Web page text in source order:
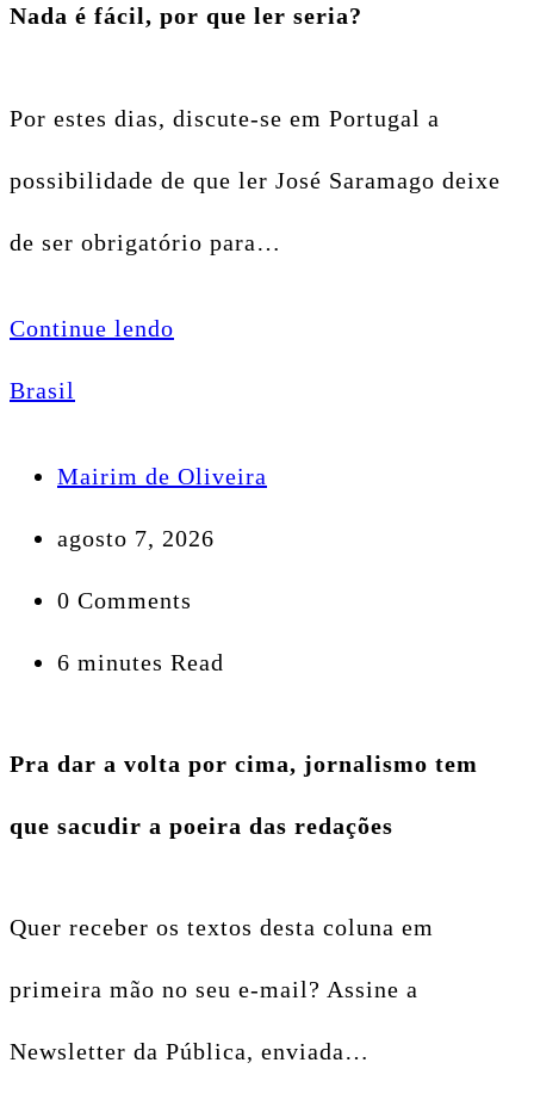
Nada é fácil, por que ler seria?
Por estes dias, discute-se em Portugal a
possibilidade de que ler José Saramago deixe
de ser obrigatório para…
Continue lendo
Brasil
Mairim de Oliveira
agosto 7, 2026
0 Comments
6 minutes Read
Pra dar a volta por cima, jornalismo tem
que sacudir a poeira das redações
Quer receber os textos desta coluna em
primeira mão no seu e-mail? Assine a
Newsletter da Pública, enviada…